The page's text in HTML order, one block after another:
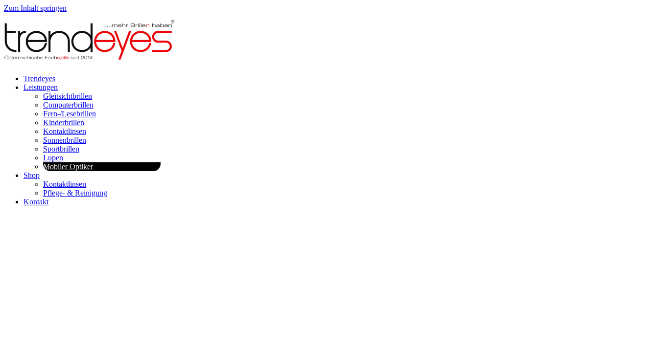
Zum Inhalt springen
Trendeyes
Leistungen
Gleitsichtbrillen
Computerbrillen
Fern-/Lesebrillen
Kinderbrillen
Kontaktlinsen
Sonnenbrillen
Sportbrillen
Lupen
Mobiler Optiker
Shop
Kontaktlinsen
Pflege- & Reinigung
Kontakt